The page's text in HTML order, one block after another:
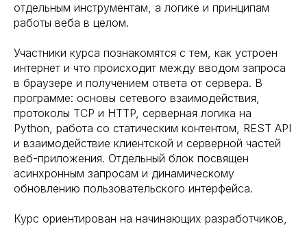
отдельным инструментам, а логике и принципам
работы веба в целом.
Участники курса познакомятся с тем, как устроен
интернет и что происходит между вводом запроса
в браузере и получением ответа от сервера. В
программе: основы сетевого взаимодействия,
протоколы TCP и HTTP, серверная логика на
Python, работа со статическим контентом, REST API
и взаимодействие клиентской и серверной частей
веб-приложения. Отдельный блок посвящен
асинхронным запросам и динамическому
обновлению пользовательского интерфейса.
Курс ориентирован на начинающих разработчиков,